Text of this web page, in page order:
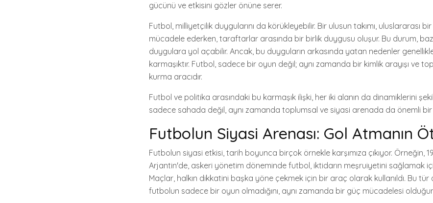
gücünü ve etkisini gözler önüne serer.
Futbol, milliyetçilik duygularını da körükleyebilir. Bir ulusun takımı, uluslararası
mücadele ederken, taraftarlar arasında bir birlik duygusu oluşur. Bu durum,
duygulara yol açabilir. Ancak, bu duyguların arkasında yatan nedenler
karmaşıktır. Futbol, sadece bir oyun değil; aynı zamanda bir kimlik arayışı ve
kurma aracıdır.
Futbol ve politika arasındaki bu karmaşık ilişki, her iki alanın da dinamiklerini
sadece sahada değil, aynı zamanda toplumsal ve siyasi arenada da önemli
Futbolun Siyasi Arenası: Gol Atmanın
Futbolun siyasi etkisi, tarih boyunca birçok örnekle karşımıza çıkıyor. Örneğin,
Arjantin'de, askeri yönetim döneminde futbol, iktidarın meşruiyetini sağlamak
Maçlar, halkın dikkatini başka yöne çekmek için bir araç olarak kullanıldı. Bu tür
futbolun sadece bir oyun olmadığını, aynı zamanda bir güç mücadelesi